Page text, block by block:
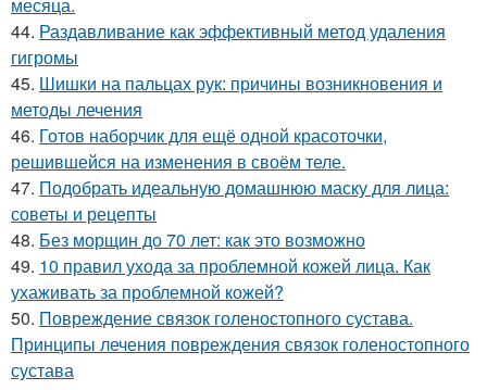
44. Раздавливание как эффективный метод удаления
гигромы
45. Шишки на пальцах рук: причины возникновения и
методы лечения
46. Готов наборчик для ещё одной красоточки,
решившейся на изменения в своём теле.
47. Подобрать идеальную домашнюю маску для лица:
советы и рецепты
48. Без морщин до 70 лет: как это возможно
49. 10 правил ухода за проблемной кожей лица. Как
ухаживать за проблемной кожей?
50. Повреждение связок голеностопного сустава.
Принципы лечения повреждения связок голеностопного
сустава